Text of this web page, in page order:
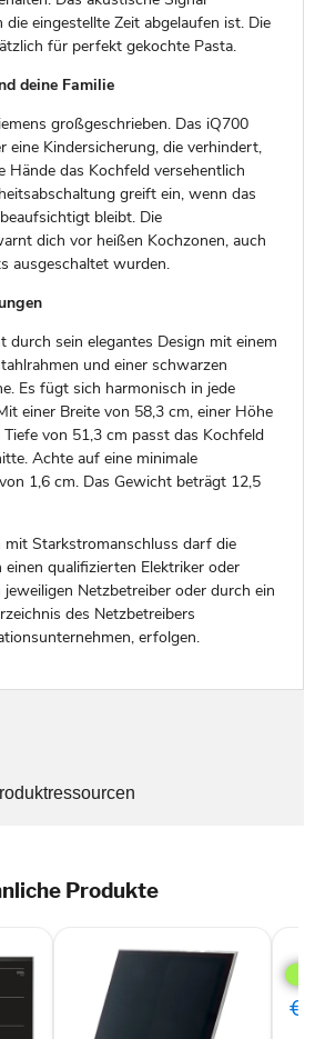
eingestellte Zeit abgelaufen ist. Die
für perfekt gekochte Pasta.
deine Familie
großgeschrieben. Das iQ700
eine Kindersicherung, die verhindert,
Hände das Kochfeld versehentlich
greift ein, wenn das
bleibt. Die
dich vor heißen Kochzonen, auch
ausgeschaltet wurden.
durch sein elegantes Design mit einem
und einer schwarzen
Es fügt sich harmonisch in jede
einer Breite von 58,3 cm, einer Höhe
von 51,3 cm passt das Kochfeld
Achte auf eine minimale
1,6 cm. Das Gewicht beträgt 12,5
mit Starkstromanschluss darf die
qualifizierten Elektriker oder
Netzbetreiber oder durch ein
des Netzbetreibers
erfolgen.
Produkte